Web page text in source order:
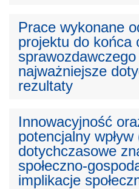
Prace wykonane
projektu do końca
najważniejsze
rezultaty
Innowacyjność
potencjalny
dotychczasowe
społeczno-
implikacje